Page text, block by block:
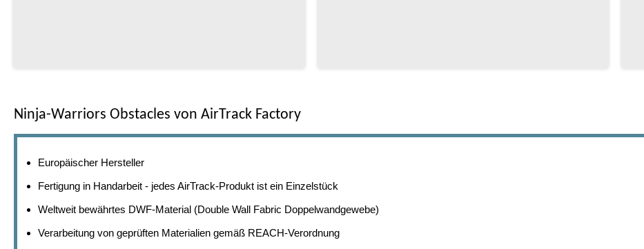
Ninja-Warriors Obstacles von AirTrack Factory
Europäischer Hersteller
Fertigung in Handarbeit - jedes AirTrack-Produkt ist ein Einzelstück
Weltweit bewährtes DWF-Material (Double Wall Fabric Doppelwandgewebe)
Verarbeitung von geprüften Materialien gemäß REACH-Verordnung